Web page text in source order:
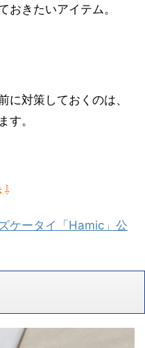
おきたいアイテム。
に対策しておくのは、
す。
⇩
ケータイ「Hamic」公